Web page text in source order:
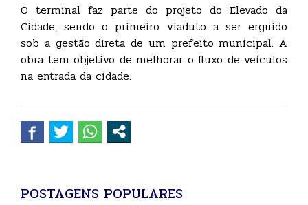
O terminal faz parte do projeto do Elevado da
Cidade, sendo o primeiro viaduto a ser erguido
sob a gestão direta de um prefeito municipal. A
obra tem objetivo de melhorar o fluxo de veículos
na entrada da cidade.
POSTAGENS POPULARES